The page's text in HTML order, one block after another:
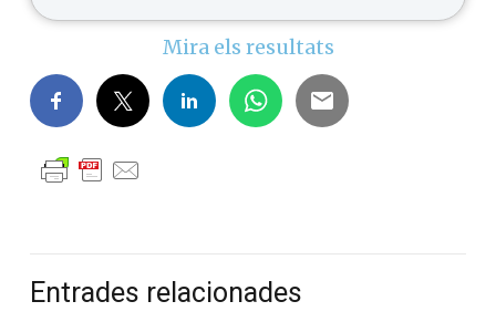
Mira els resultats
Entrades relacionades